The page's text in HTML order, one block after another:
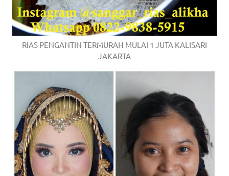
RIAS PENGANTIN TERMURAH MULAI 1 JUTA KALISARI
JAKARTA